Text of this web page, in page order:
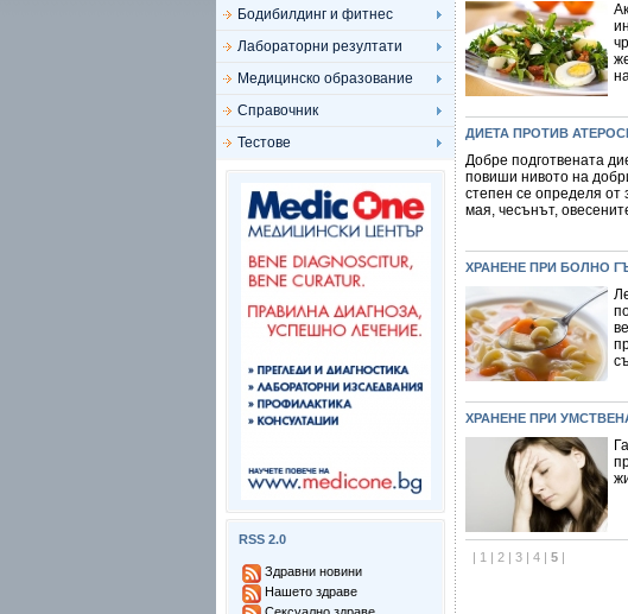
Бодибилдинг и фитнес
Лабораторни резултати
Медицинско образование
Справочник
Тестове
RSS 2.0
Здравни новини
Нашето здраве
ДИЕТА ПРОТИВ
Добре подготвената
повиши нивото на
степен се определя
мая, чесънът,
ХРАНЕНЕ ПРИ БОЛНО
ХРАНЕНЕ ПРИ
| 1 | 2 | 3 | 4 | 5 |